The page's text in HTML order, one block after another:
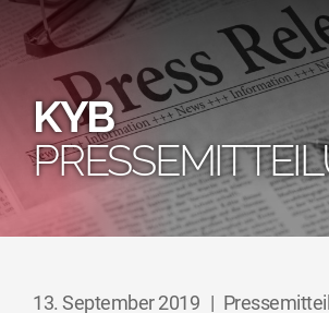
KYB
13. September 2019 |